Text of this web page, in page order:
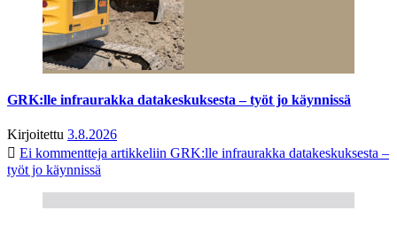
GRK:lle infraurakka datakeskuksesta – työt jo käynnissä
Kirjoitettu 3.8.2026
Ei kommentteja artikkeliin GRK:lle infraurakka datakeskuksesta –
työt jo käynnissä